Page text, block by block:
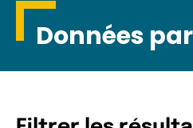
Données